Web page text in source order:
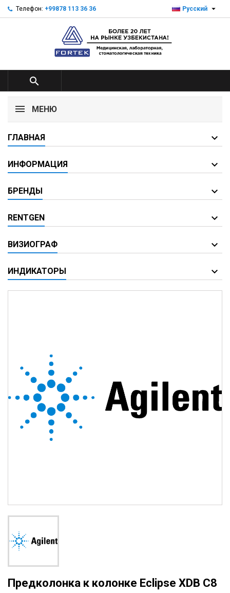
Телефон: +99878 113 36 36 Русский 

МЕНЮ
ГЛАВНАЯ
ИНФОРМАЦИЯ
БРЕНДЫ
RENTGEN
ВИЗИОГРАФ
ИНДИКАТОРЫ
Предколонка к колонке Eclipse XDB C8